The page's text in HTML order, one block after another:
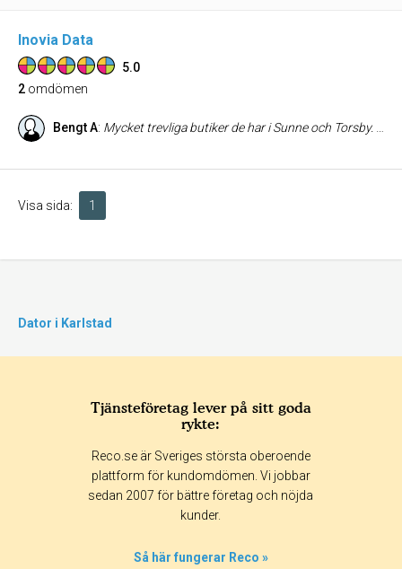
Inovia Data
5.0
2 omdömen
Bengt A: Mycket trevliga butiker de har i Sunne och Torsby. Bra produkter till vettiga priser. Sen är den personal som jobbar i butikerna superb.
Visa sida: 1
Dator i Karlstad
Tjänsteföretag lever på sitt goda
rykte:
Reco.se är Sveriges största oberoende
plattform för kundomdömen. Vi jobbar
sedan 2007 för bättre företag och nöjda
kunder.
Så här fungerar Reco »